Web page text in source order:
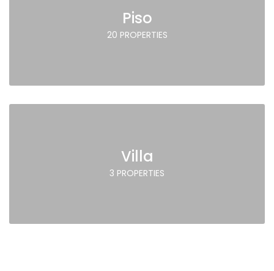
Piso
20 PROPERTIES
Villa
3 PROPERTIES